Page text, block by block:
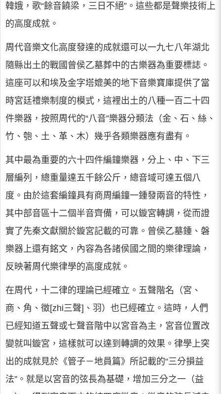
韓娥，歌“餘音饒梁，三日不絕”。這些都是聲樂技術上
的高度成就。
周代音樂文化高度發達的成就還可以一九七八年湖北
隨縣出土的戰國曾侯乙墓葬中的古樂器為重要標誌。
這座可以和埃及金字塔媲美的地下音樂寶庫提供了當
時宮廷禮樂制度的模式，這裡出土的八種一百二十四
件樂器，按照周代的“八音”樂器分類法（金、石、絲、
竹、匏、土、革、木）幾乎各類樂器應有盡有。
其中最為重要的六十四件編鐘樂器，分上、中、下三
層編列，總重量達五千餘公斤，總音域可達五個八
度。由於這套編鐘具有商周編鐘一鍾發兩音的特性，
其中部音區十二個半音齊備，可以鏇宮轉調，從而證
實了先秦文獻關於鏇宮記載的可靠。曾侯乙墓鍾、磐
樂器上還有銘文，內容為各諸侯國之間的樂律理論，
反映著周代樂律學的高度成就。
在周代，十二律的理論已經確立。五聲階名（宮、
商、角、徵[zhi三聲]、羽）也已經確立。這時，人們
已經知道五聲或七聲音階中以宮音為主，宮音位置改
變就叫鏇宮，這樣就可以達到轉調的效果。律學上突
出的成就見於《管子－地員篇》所記載的“三分損益
法”。就是以宮音的弦長為基礎，增加三分之一（益